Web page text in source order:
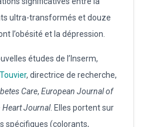
ultra-transformés et douze
l’obésité et la dépression.
études de l’Inserm,
, directrice de recherche,
Care, European Journal of
Heart Journal. Elles portent sur
spécifiques (colorants,